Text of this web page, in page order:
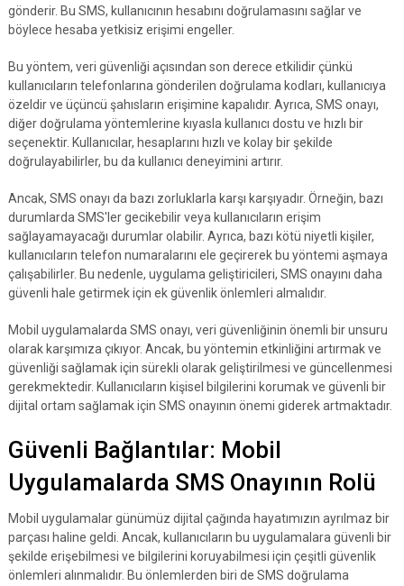
gönderir. Bu SMS, kullanıcının hesabını doğrulamasını sağlar ve
böylece hesaba yetkisiz erişimi engeller.
Bu yöntem, veri güvenliği açısından son derece etkilidir çünkü
kullanıcıların telefonlarına gönderilen doğrulama kodları, kullanıcıya
özeldir ve üçüncü şahısların erişimine kapalıdır. Ayrıca, SMS onayı,
diğer doğrulama yöntemlerine kıyasla kullanıcı dostu ve hızlı bir
seçenektir. Kullanıcılar, hesaplarını hızlı ve kolay bir şekilde
doğrulayabilirler, bu da kullanıcı deneyimini artırır.
Ancak, SMS onayı da bazı zorluklarla karşı karşıyadır. Örneğin, bazı
durumlarda SMS'ler gecikebilir veya kullanıcıların erişim
sağlayamayacağı durumlar olabilir. Ayrıca, bazı kötü niyetli kişiler,
kullanıcıların telefon numaralarını ele geçirerek bu yöntemi aşmaya
çalışabilirler. Bu nedenle, uygulama geliştiricileri, SMS onayını daha
güvenli hale getirmek için ek güvenlik önlemleri almalıdır.
Mobil uygulamalarda SMS onayı, veri güvenliğinin önemli bir unsuru
olarak karşımıza çıkıyor. Ancak, bu yöntemin etkinliğini artırmak ve
güvenliği sağlamak için sürekli olarak geliştirilmesi ve güncellenmesi
gerekmektedir. Kullanıcıların kişisel bilgilerini korumak ve güvenli bir
dijital ortam sağlamak için SMS onayının önemi giderek artmaktadır.
Güvenli Bağlantılar: Mobil
Uygulamalarda SMS Onayının Rolü
Mobil uygulamalar günümüz dijital çağında hayatımızın ayrılmaz bir
parçası haline geldi. Ancak, kullanıcıların bu uygulamalara güvenli bir
şekilde erişebilmesi ve bilgilerini koruyabilmesi için çeşitli güvenlik
önlemleri alınmalıdır. Bu önlemlerden biri de SMS doğrulama